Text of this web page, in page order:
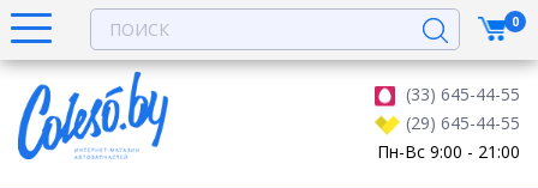
(33) 645-44-55
(29) 645-44-55
Пн-Вс 9:00 - 21:00
0